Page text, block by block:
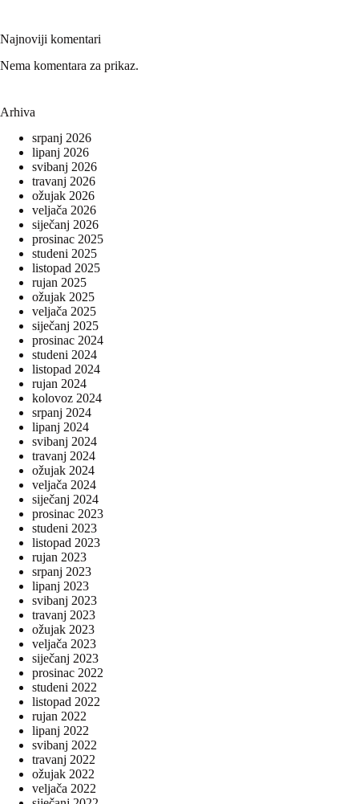
Najnoviji komentari
Nema komentara za prikaz.
Arhiva
srpanj 2026
lipanj 2026
svibanj 2026
travanj 2026
ožujak 2026
veljača 2026
siječanj 2026
prosinac 2025
studeni 2025
listopad 2025
rujan 2025
ožujak 2025
veljača 2025
siječanj 2025
prosinac 2024
studeni 2024
listopad 2024
rujan 2024
kolovoz 2024
srpanj 2024
lipanj 2024
svibanj 2024
travanj 2024
ožujak 2024
veljača 2024
siječanj 2024
prosinac 2023
studeni 2023
listopad 2023
rujan 2023
srpanj 2023
lipanj 2023
svibanj 2023
travanj 2023
ožujak 2023
veljača 2023
siječanj 2023
prosinac 2022
studeni 2022
listopad 2022
rujan 2022
lipanj 2022
svibanj 2022
travanj 2022
ožujak 2022
veljača 2022